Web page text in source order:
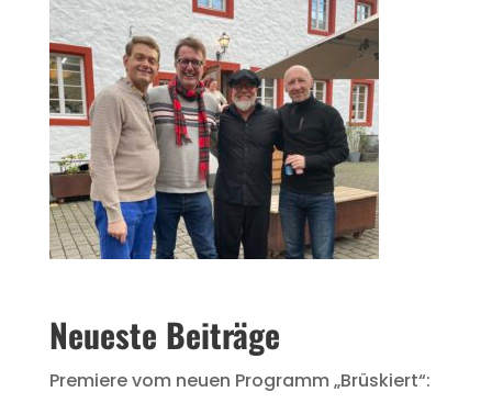
Neueste Beiträge
Premiere vom neuen Programm „Brüskiert“: